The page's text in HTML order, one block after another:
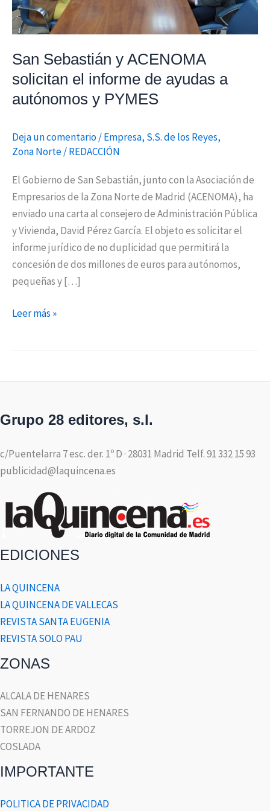
San Sebastián y ACENOMA
solicitan el informe de ayudas a
autónomos y PYMES
Deja un comentario/Empresa, S.S. de los Reyes,
Zona Norte/REDACCIÓN
El Gobierno de San Sebastián, junto con la Asociación de
Empresarios de la Zona Norte de Madrid (ACENOMA), ha
enviado una carta al consejero de Administración Pública
y Vivienda, David Pérez García. El objeto es solicitar el
informe jurídico de no duplicidad que permitirá la
concesión de dos millones de euros para autónomos,
pequeñas y […]
ayudas
y
PYMES
Leer más »
Grupo 28 editores, s.l.
c/Puentelarra 7 esc. der. 1º D · 28031 Madrid Telf. 91 332 15 93
publicidad@laquincena.es
EDICIONES
LA QUINCENA
LA QUINCENA DE VALLECAS
REVISTA SANTA EUGENIA
REVISTA SOLO PAU
ZONAS
ALCALA DE HENARES
SAN FERNANDO DE HENARES
TORREJON DE ARDOZ
COSLADA
IMPORTANTE
POLITICA DE PRIVACIDAD